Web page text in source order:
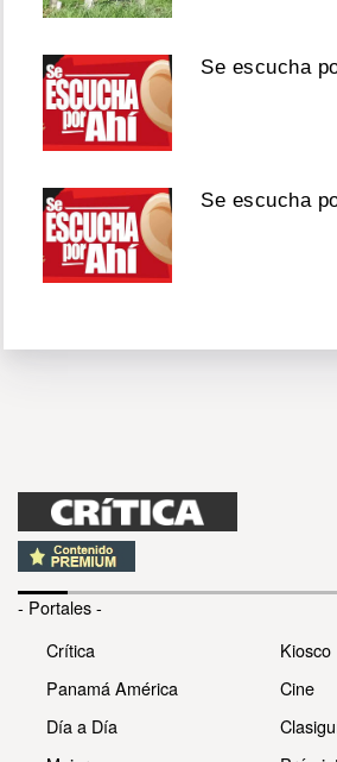
Se escucha
Se escucha
- Portales -
Crítica
Panamá América
Día a Día
Kiosco
Cine